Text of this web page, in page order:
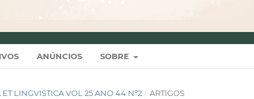
ANÚNCIOS SOBRE
LINGVISTICA VOL 25 ANO 44 Nº2 / ARTIGOS